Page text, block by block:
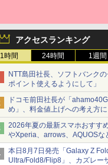
アクセスランキング
1時間 24時間 1週間
NTT島田社長、ソフトバンク
ポイント使えるようにして」
ドコモ前田社長が「
め」、料金値上げへの考え方
2026年夏の最新スマホおす
やXperia、arrows、AQUOSな
徴は
本日8月7日発売「Galaxy Z
Ultra/Fold8/Flip8」、カズレー